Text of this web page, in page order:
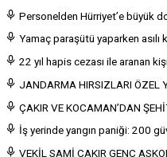
Personelden Hürriyet’e büyük
Yamaç paraşütü yaparken asılı
22 yıl hapis cezası ile aranan
JANDARMA HIRSIZLARI ÖZEL
ÇAKIR VE KOCAMAN’DAN
İş yerinde yangın paniği: 200
VEKİL SAMİ ÇAKIR GENÇ